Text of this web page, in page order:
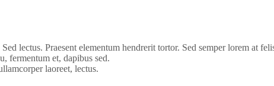
lectus. Praesent elementum hendrerit tortor. Sed semper lorem at
fermentum et, dapibus sed.
laoreet, lectus.